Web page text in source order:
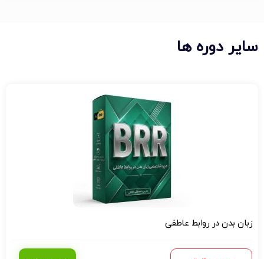
سایر دوره ها
زبان بدن در روابط عاطفی